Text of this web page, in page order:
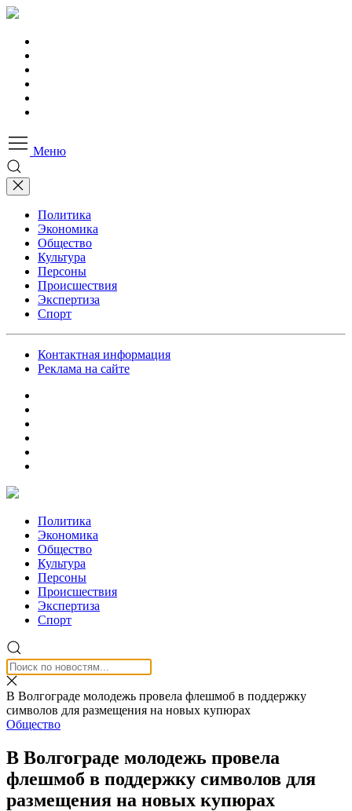
Меню
Политика
Экономика
Общество
Культура
Персоны
Происшествия
Экспертиза
Спорт
Контактная информация
Реклама на сайте
Политика
Экономика
Общество
Культура
Персоны
Происшествия
Экспертиза
Спорт
В Волгограде молодежь провела флешмоб в поддержку
символов для размещения на новых купюрах
Общество
В Волгограде молодежь провела
флешмоб в поддержку символов для
размещения на новых купюрах